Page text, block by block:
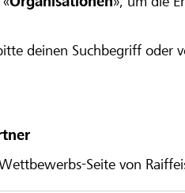
deinen Suchbegriff oder
Seite von